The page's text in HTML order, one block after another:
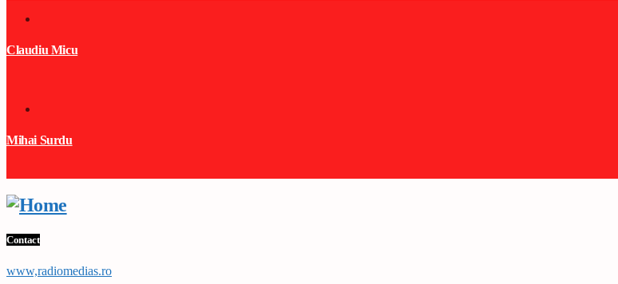
Claudiu Micu
Mihai Surdu
Contact
www,radiomedias.ro